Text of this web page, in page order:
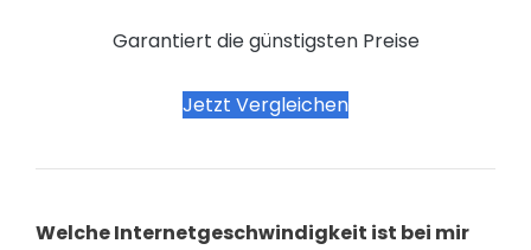
Garantiert die günstigsten Preise
Jetzt Vergleichen
Welche Internetgeschwindigkeit ist bei mir